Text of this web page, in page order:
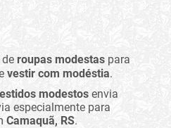
roupas modestas para
vestir com modéstia.
modestos envia
especialmente para
Camaquã, RS.